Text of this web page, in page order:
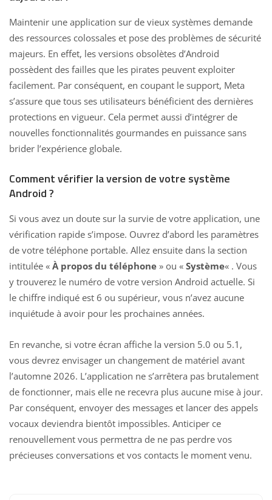
Maintenir une application sur de vieux systèmes demande
des ressources colossales et pose des problèmes de sécurité
majeurs. En effet, les versions obsolètes d’Android
possèdent des failles que les pirates peuvent exploiter
facilement. Par conséquent, en coupant le support, Meta
s’assure que tous ses utilisateurs bénéficient des dernières
protections en vigueur. Cela permet aussi d’intégrer de
nouvelles fonctionnalités gourmandes en puissance sans
brider l’expérience globale.
Comment vérifier la version de votre système
Android ?
Si vous avez un doute sur la survie de votre application, une
vérification rapide s’impose. Ouvrez d’abord les paramètres
de votre téléphone portable. Allez ensuite dans la section
intitulée « À propos du téléphone » ou « Système« . Vous
y trouverez le numéro de votre version Android actuelle. Si
le chiffre indiqué est 6 ou supérieur, vous n’avez aucune
inquiétude à avoir pour les prochaines années.
En revanche, si votre écran affiche la version 5.0 ou 5.1,
vous devrez envisager un changement de matériel avant
l’automne 2026. L’application ne s’arrêtera pas brutalement
de fonctionner, mais elle ne recevra plus aucune mise à jour.
Par conséquent, envoyer des messages et lancer des appels
vocaux deviendra bientôt impossibles. Anticiper ce
renouvellement vous permettra de ne pas perdre vos
précieuses conversations et vos contacts le moment venu.